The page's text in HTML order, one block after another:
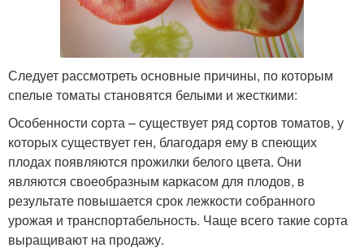
Следует рассмотреть основные причины, по которым
спелые томаты становятся белыми и жесткими:
Особенности сорта – существует ряд сортов томатов, у
которых существует ген, благодаря ему в спеющих
плодах появляются прожилки белого цвета. Они
являются своеобразным каркасом для плодов, в
результате повышается срок лежкости собранного
урожая и транспортабельность. Чаще всего такие сорта
выращивают на продажу.